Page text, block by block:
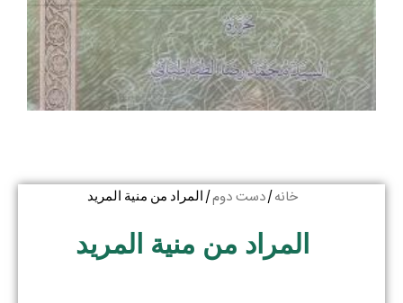
خانه/ دست دوم/ المراد من منیة المرید
المراد من منیة المرید